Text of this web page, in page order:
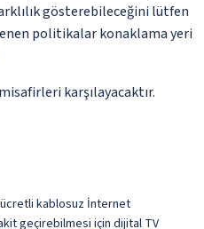
gösterebileceğini lütfen
politikalar konaklama yeri
karşılayacaktır.
kablosuz İnternet
geçirebilmesi için dijital TV